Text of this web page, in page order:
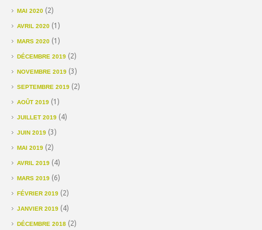
MAI 2020 (2)
AVRIL 2020 (1)
MARS 2020 (1)
DÉCEMBRE 2019 (2)
NOVEMBRE 2019 (3)
SEPTEMBRE 2019 (2)
AOÛT 2019 (1)
JUILLET 2019 (4)
JUIN 2019 (3)
MAI 2019 (2)
AVRIL 2019 (4)
MARS 2019 (6)
FÉVRIER 2019 (2)
JANVIER 2019 (4)
DÉCEMBRE 2018 (2)